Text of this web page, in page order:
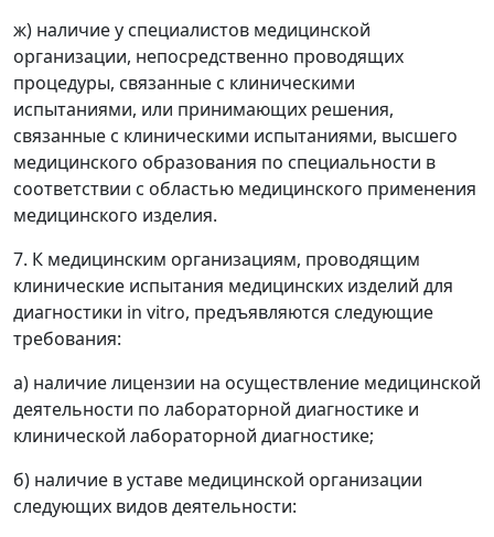
ж) наличие у специалистов медицинской
организации, непосредственно проводящих
процедуры, связанные с клиническими
испытаниями, или принимающих решения,
связанные с клиническими испытаниями, высшего
медицинского образования по специальности в
соответствии с областью медицинского применения
медицинского изделия.
7. К медицинским организациям, проводящим
клинические испытания медицинских изделий для
диагностики in vitro, предъявляются следующие
требования:
а) наличие лицензии на осуществление медицинской
деятельности по лабораторной диагностике и
клинической лабораторной диагностике;
б) наличие в уставе медицинской организации
следующих видов деятельности: